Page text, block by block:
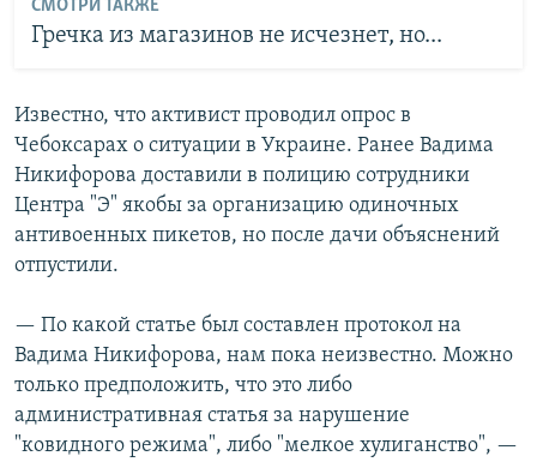
СМОТРИ ТАКЖЕ
Гречка из магазинов не исчезнет, но...
Известно, что активист проводил опрос в
Чебоксарах о ситуации в Украине. Ранее Вадима
Никифорова доставили в полицию сотрудники
Центра "Э" якобы за организацию одиночных
антивоенных пикетов, но после дачи объяснений
отпустили.
— По какой статье был составлен протокол на
Вадима Никифорова, нам пока неизвестно. Можно
только предположить, что это либо
административная статья за нарушение
"ковидного режима", либо "мелкое хулиганство", —